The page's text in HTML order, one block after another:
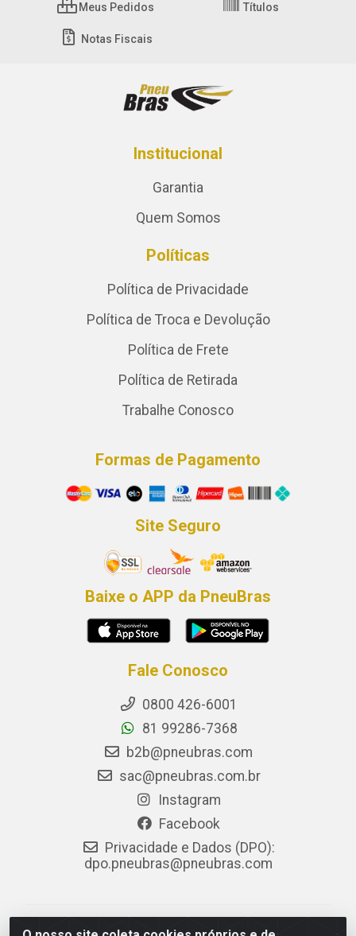
Meus Pedidos Títulos
Notas Fiscais
Institucional
Garantia
Quem Somos
Políticas
Política de Privacidade
Política de Troca e Devolução
Política de Frete
Política de Retirada
Trabalhe Conosco
Formas de Pagamento
Site Seguro
Baixe o APP da PneuBras
Fale Conosco
0800 426-6001
81 99286-7368
b2b@pneubras.com
sac@pneubras.com.br
Instagram
Facebook
Privacidade e Dados (DPO):
dpo.pneubras@pneubras.com
PneuBras - Rodovia BR-101, KM 82 - Prazeres,